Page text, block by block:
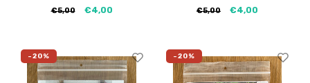
€5,00 €4,00 €5,00 €4,00
-20% -20%